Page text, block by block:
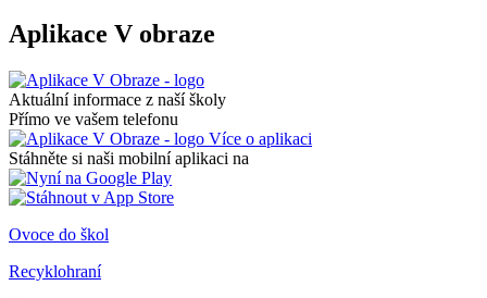
Aplikace V obraze
Aktuální informace z naší školy
Přímo ve vašem telefonu
Více o aplikaci
Stáhněte si naši mobilní aplikaci na
Ovoce do škol
Recyklohraní